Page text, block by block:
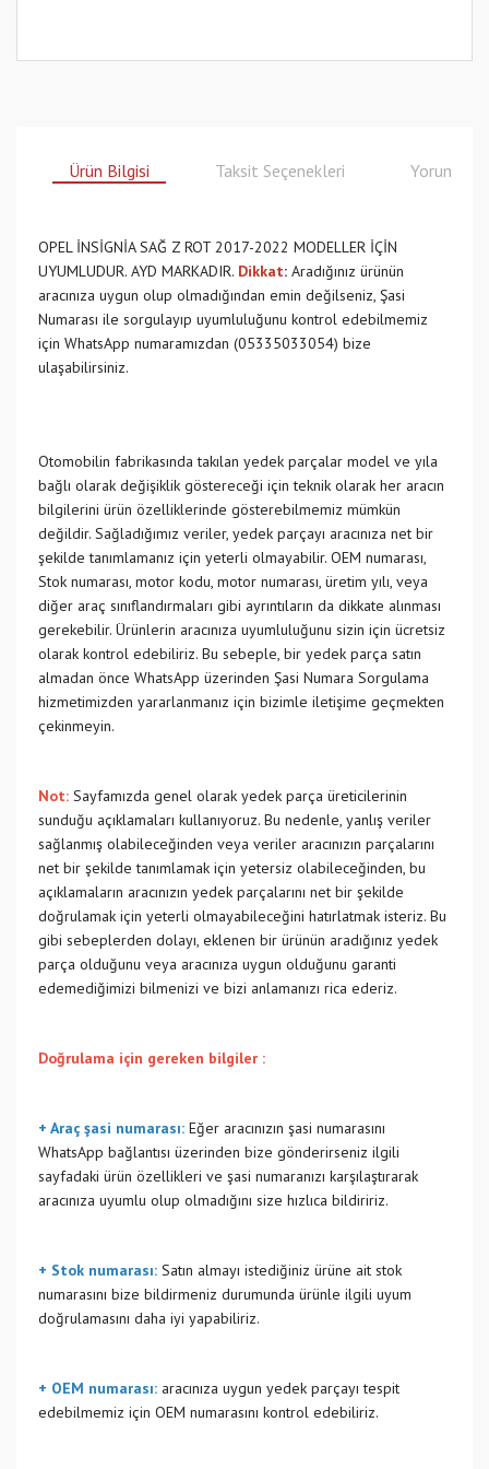
Ürün Bilgisi Taksit Seçenekleri Yorumlar
OPEL İNSİGNİA SAĞ Z ROT 2017-2022 MODELLER İÇİN
UYUMLUDUR. AYD MARKADIR. Dikkat: Aradığınız ürünün
aracınıza uygun olup olmadığından emin değilseniz, Şasi
Numarası ile sorgulayıp uyumluluğunu kontrol edebilmemiz
için WhatsApp numaramızdan (05335033054) bize
ulaşabilirsiniz.
Otomobilin fabrikasında takılan yedek parçalar model ve yıla
bağlı olarak değişiklik göstereceği için teknik olarak her aracın
bilgilerini ürün özelliklerinde gösterebilmemiz mümkün
değildir. Sağladığımız veriler, yedek parçayı aracınıza net bir
şekilde tanımlamanız için yeterli olmayabilir. OEM numarası,
Stok numarası, motor kodu, motor numarası, üretim yılı, veya
diğer araç sınıflandırmaları gibi ayrıntıların da dikkate alınması
gerekebilir. Ürünlerin aracınıza uyumluluğunu sizin için ücretsiz
olarak kontrol edebiliriz. Bu sebeple, bir yedek parça satın
almadan önce WhatsApp üzerinden Şasi Numara Sorgulama
hizmetimizden yararlanmanız için bizimle iletişime geçmekten
çekinmeyin.
Not: Sayfamızda genel olarak yedek parça üreticilerinin
sunduğu açıklamaları kullanıyoruz. Bu nedenle, yanlış veriler
sağlanmış olabileceğinden veya veriler aracınızın parçalarını
net bir şekilde tanımlamak için yetersiz olabileceğinden, bu
açıklamaların aracınızın yedek parçalarını net bir şekilde
doğrulamak için yeterli olmayabileceğini hatırlatmak isteriz. Bu
gibi sebeplerden dolayı, eklenen bir ürünün aradığınız yedek
parça olduğunu veya aracınıza uygun olduğunu garanti
edemediğimizi bilmenizi ve bizi anlamanızı rica ederiz.
Doğrulama için gereken bilgiler :
+ Araç şasi numarası: Eğer aracınızın şasi numarasını
WhatsApp bağlantısı üzerinden bize gönderirseniz ilgili
sayfadaki ürün özellikleri ve şasi numaranızı karşılaştırarak
aracınıza uyumlu olup olmadığını size hızlıca bildiririz.
+ Stok numarası: Satın almayı istediğiniz ürüne ait stok
numarasını bize bildirmeniz durumunda ürünle ilgili uyum
doğrulamasını daha iyi yapabiliriz.
+ OEM numarası: aracınıza uygun yedek parçayı tespit
edebilmemiz için OEM numarasını kontrol edebiliriz.